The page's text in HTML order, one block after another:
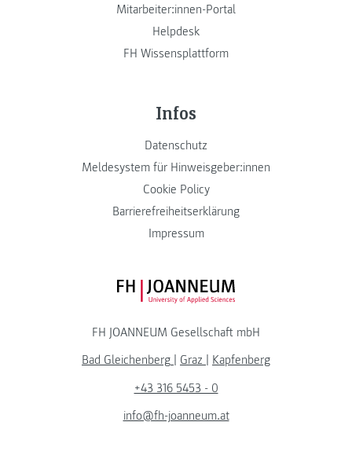
Mitarbeiter:innen-Portal
Helpdesk
FH Wissensplattform
Infos
Datenschutz
Meldesystem für Hinweisgeber:innen
Cookie Policy
Barrierefreiheitserklärung
Impressum
FH JOANNEUM Logo
FH JOANNEUM Gesellschaft mbH
Bad Gleichenberg
Graz
Kapfenberg
+43 316 5453 - 0
info@fh-joanneum.at